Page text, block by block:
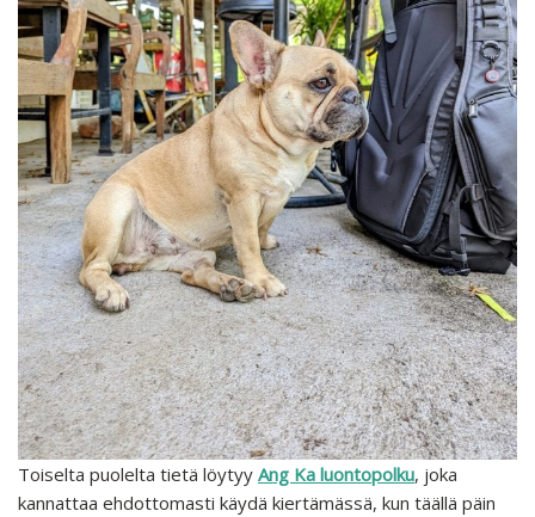
Toiselta puolelta tietä löytyy Ang Ka luontopolku, joka
kannattaa ehdottomasti käydä kiertämässä, kun täällä päin